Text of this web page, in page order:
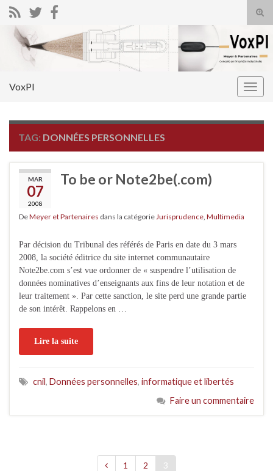
Search for:
VoxPI
TAG: DONNÉES PERSONNELLES
MAR
07
2008
To be or Note2be(.com)
DeMeyer et Partenaires dans la catégorie Jurisprudence Multimedia
Par décision du Tribunal des référés de Paris en date du 3 mars
2008, la société éditrice du site internet communautaire
Note2be.com s’est vue ordonner de « suspendre l’utilisation de
données nominatives d’enseignants aux fins de leur notation et de
leur traitement ». Par cette sanction, le site perd une grande partie
de son intérêt. Rappelons en …
Lire la suite
cnil, Données personnelles, informatique et libertés
Faire un commentaire
1 2 3